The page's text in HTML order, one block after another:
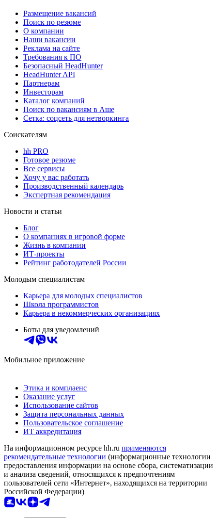
Размещение вакансий
Поиск по резюме
О компании
Наши вакансии
Реклама на сайте
Требования к ПО
Безопасный HeadHunter
HeadHunter API
Партнерам
Инвесторам
Каталог компаний
Поиск по вакансиям в Аше
Сетка: соцсеть для нетворкинга
Соискателям
hh PRO
Готовое резюме
Все сервисы
Хочу у вас работать
Производственный календарь
Экспертная рекомендация
Новости и статьи
Блог
О компаниях в игровой форме
Жизнь в компании
ИТ-проекты
Рейтинг работодателей России
Молодым специалистам
Карьера для молодых специалистов
Школа программистов
Карьера в некоммерческих организациях
Боты для уведомлений
Мобильное приложение
Этика и комплаенс
Оказание услуг
Использование сайтов
Защита персональных данных
Пользовательское соглашение
ИТ аккредитация
На информационном ресурсе hh.ru применяются
рекомендательные технологии (информационные технологии
предоставления информации на основе сбора, систематизации
и анализа сведений, относящихся к предпочтениям
пользователей сети «Интернет», находящихся на территории
Российской Федерации)